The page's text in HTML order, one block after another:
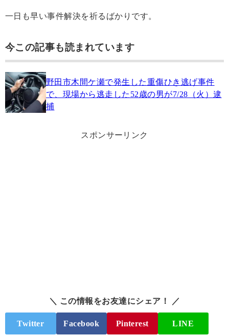
一日も早い事件解決を祈るばかりです。
今この記事も読まれています
野田市木間ケ瀬で発生した重傷ひき逃げ事件
で、現場から逃走した52歳の男が7/28（火）逮
捕
スポンサーリンク
＼ この情報をお友達にシェア！ ／
Twitter Facebook Pinterest LINE